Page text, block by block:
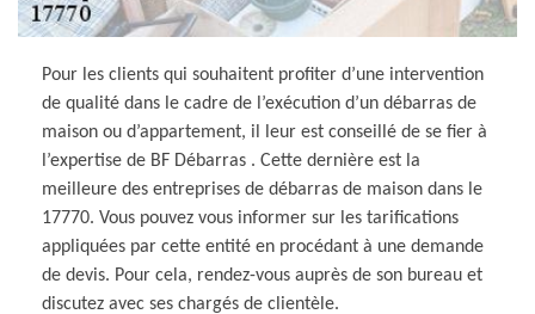
Pour les clients qui souhaitent profiter d’une intervention
de qualité dans le cadre de l’exécution d’un débarras de
maison ou d’appartement, il leur est conseillé de se fier à
l’expertise de BF Débarras . Cette dernière est la
meilleure des entreprises de débarras de maison dans le
17770. Vous pouvez vous informer sur les tarifications
appliquées par cette entité en procédant à une demande
de devis. Pour cela, rendez-vous auprès de son bureau et
discutez avec ses chargés de clientèle.